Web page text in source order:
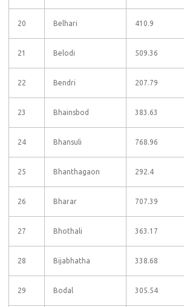
20 Belhari 410.9
21 Belodi 509.36
22 Bendri 207.79
23 Bhainsbod 383.63
24 Bhansuli 768.96
25 Bhanthagaon 292.4
26 Bharar 707.39
27 Bhothali 363.17
28 Bijabhatha 338.68
29 Bodal 305.54